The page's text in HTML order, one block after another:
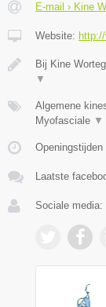
E-mail › Kine
Website:
Bij Kine
▼
Algemene
Myofasciale ▼
Openingstijden
Laatste
Sociale media: